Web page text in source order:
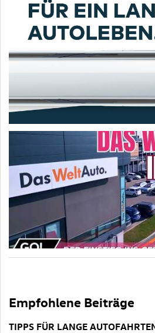
Empfohlene Beiträge